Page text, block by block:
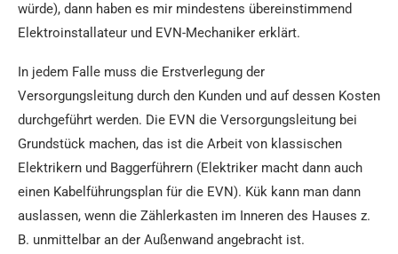
würde), dann haben es mir mindestens übereinstimmend
Elektroinstallateur und EVN-Mechaniker erklärt.
In jedem Falle muss die Erstverlegung der
Versorgungsleitung durch den Kunden und auf dessen Kosten
durchgeführt werden. Die EVN die Versorgungsleitung bei
Grundstück machen, das ist die Arbeit von klassischen
Elektrikern und Baggerführern (Elektriker macht dann auch
einen Kabelführungsplan für die EVN). Kük kann man dann
auslassen, wenn die Zählerkasten im Inneren des Hauses z.
B. unmittelbar an der Außenwand angebracht ist.